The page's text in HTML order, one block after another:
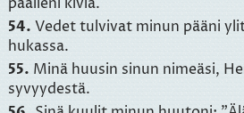
54. Vedet tulvivat minun pääni
hukassa.
55. Minä huusin sinun nimeäsi,
syvyydestä.